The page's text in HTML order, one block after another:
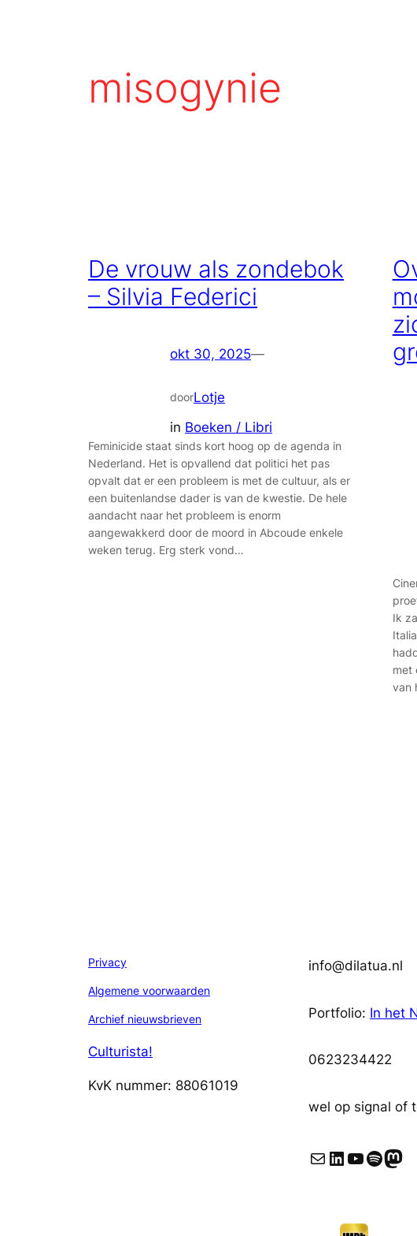
misogynie
De vrouw als zondebok
– Silvia Federici
okt 30, 2025—
doorLotje
in Boeken / Libri
Feminicide staat sinds kort hoog op de agenda in
Nederland. Het is opvallend dat politici het pas
opvalt dat er een probleem is met de cultuur, als er
een buitenlandse dader is van de kwestie. De hele
aandacht naar het probleem is enorm
aangewakkerd door de moord in Abcoude enkele
weken terug. Erg sterk vond…
Ik
met
van
Privacy
Algemene voorwaarden
Archief nieuwsbrieven
Culturista!
KvK nummer: 88061019
info@dilatua.nl
Portfolio: In het
0623234422
wel op signal of
E-mail LinkedIn YouTube Spotify Mastodon